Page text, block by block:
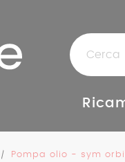
Pompa olio - sym